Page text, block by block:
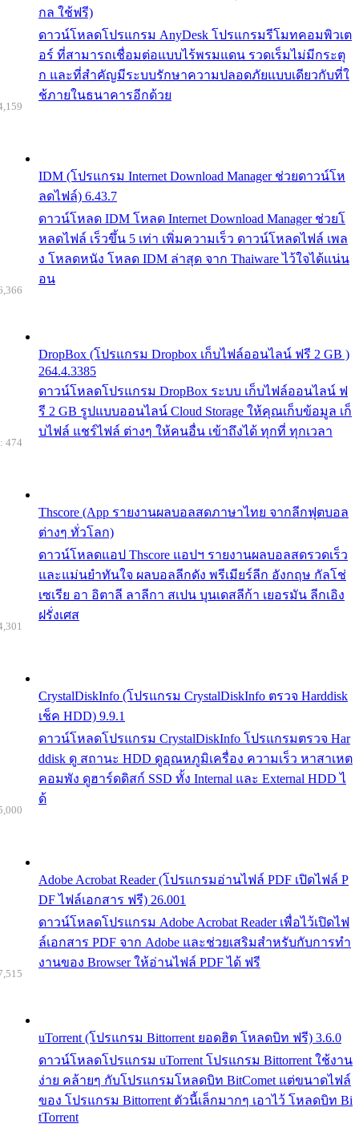
กล ใช้ฟรี)
ดาวน์โหลดโปรแกรม AnyDesk โปรแกรมรีโมทคอมพิวเต
อร์ ที่สามารถเชื่อมต่อแบบไร้พรมแดน รวดเร็มไม่มีกระตุ
ก และที่สำคัญมีระบบรักษาความปลอดภัยแบบเดียวกับที่ใ
ช้ภายในธนาคารอีกด้วย
IDM (โปรแกรม Internet Download Manager ช่วยดาวน์โห
ลดไฟล์) 6.43.7
ดาวน์โหลด IDM โหลด Internet Download Manager ช่วยโ
หลดไฟล์ เร็วขึ้น 5 เท่า เพิ่มความเร็ว ดาวน์โหลดไฟล์ เพล
ง โหลดหนัง โหลด IDM ล่าสุด จาก Thaiware ไว้ใจได้แน่น
อน
DropBox (โปรแกรม Dropbox เก็บไฟล์ออนไลน์ ฟรี 2 GB )
264.4.3385
ดาวน์โหลดโปรแกรม DropBox ระบบ เก็บไฟล์ออนไลน์ ฟ
รี 2 GB รูปแบบออนไลน์ Cloud Storage ให้คุณเก็บข้อมูล เก็
บไฟล์ แชร์ไฟล์ ต่างๆ ให้คนอื่น เข้าถึงได้ ทุกที่ ทุกเวลา
Thscore (App รายงานผลบอลสดภาษาไทย จากลีกฟุตบอล
ต่างๆ ทั่วโลก)
ดาวน์โหลดแอป Thscore แอปฯ รายงานผลบอลสดรวดเร็ว
และแม่นยำทันใจ ผลบอลลีกดัง พรีเมียร์ลีก อังกฤษ กัลโช่
เซเรีย อา อิตาลี ลาลีกา สเปน บุนเดสลีก้า เยอรมัน ลีกเอิง
ฝรั่งเศส
474
CrystalDiskInfo (โปรแกรม CrystalDiskInfo ตรวจ Harddisk
เช็ค HDD) 9.9.1
ดาวน์โหลดโปรแกรม CrystalDiskInfo โปรแกรมตรวจ Har
ddisk ดู สถานะ HDD ดูอุณหภูมิเครื่อง ความเร็ว หาสาเหต
คอมพัง ดูฮาร์ดดิสก์ SSD ทั้ง Internal และ External HDD ไ
ด้
Adobe Acrobat Reader (โปรแกรมอ่านไฟล์ PDF เปิดไฟล์ P
DF ไฟล์เอกสาร ฟรี) 26.001
ดาวน์โหลดโปรแกรม Adobe Acrobat Reader เพื่อไว้เปิดไฟ
ล์เอกสาร PDF จาก Adobe และช่วยเสริมสำหรับกับการทำ
งานของ Browser ให้อ่านไฟล์ PDF ได้ ฟรี
uTorrent (โปรแกรม Bittorrent ยอดฮิต โหลดบิท ฟรี) 3.6.0
ดาวน์โหลดโปรแกรม uTorrent โปรแกรม Bittorrent ใช้งาน
ง่าย คล้ายๆ กับโปรแกรมโหลดบิท BitComet แต่ขนาดไฟล์
ของ โปรแกรม Bittorrent ตัวนี้เล็กมากๆ เอาไว้ โหลดบิท Bi
tTorrent